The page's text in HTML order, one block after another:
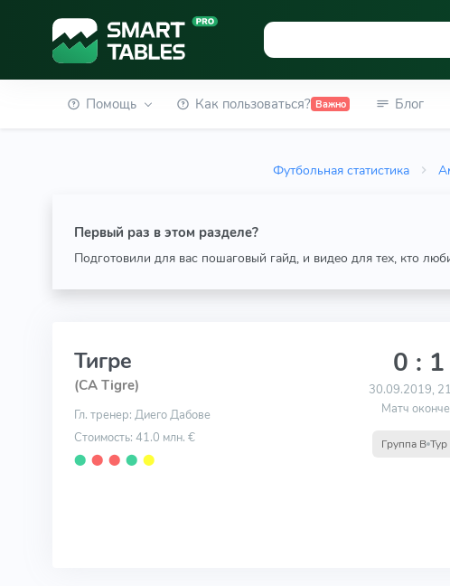
Помощь Как пользоваться? Важно Блог
Футбольная статистика
Первый раз в этом разделе?
Подготовили для вас пошаговый гайд, и видео для тех, кто
Тигре
(CA Tigre)
Гл. тренер: Диего Дабове
Стоимость: 41.0 млн. €
⬤ ⬤ ⬤ ⬤ ⬤
0 : 1
30.09.2019,
Матч
Группа B Тур